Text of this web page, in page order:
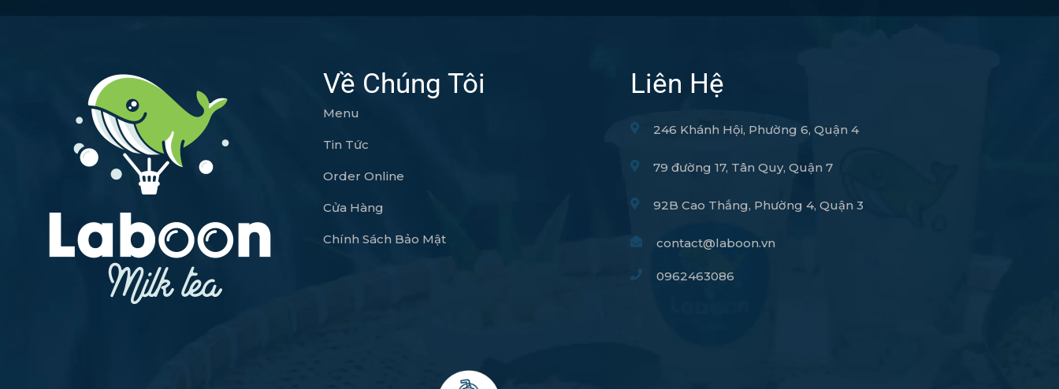
Về Chúng Tôi
Menu
Tin Tức
Order Online
Cửa Hàng
Chính Sách Bảo Mật
Liên Hệ
246 Khánh Hội, Phường 6, Quận 4
79 đường 17, Tân Quy, Quận 7
92B Cao Thắng, Phường 4, Quận 3
contact@laboon.vn
0962463086